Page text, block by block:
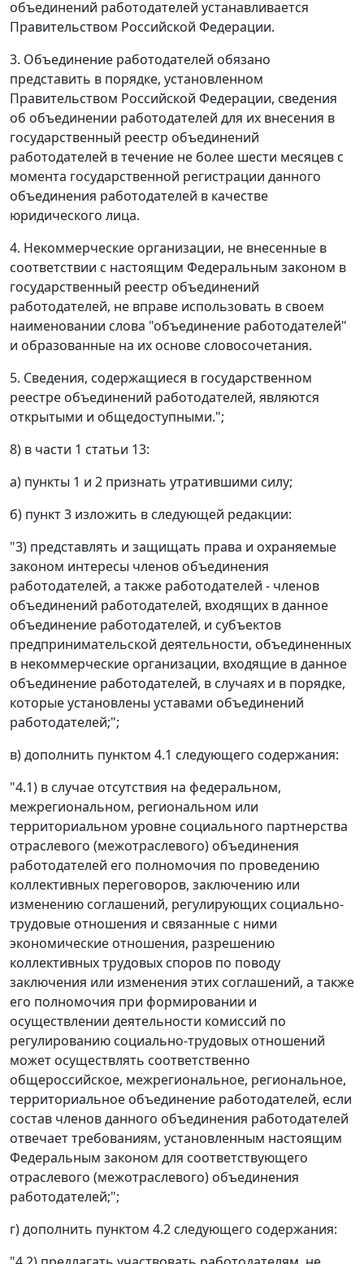
объединений работодателей устанавливается
Правительством Российской Федерации.
3. Объединение работодателей обязано
представить в порядке, установленном
Правительством Российской Федерации, сведения
об объединении работодателей для их внесения в
государственный реестр объединений
работодателей в течение не более шести месяцев с
момента государственной регистрации данного
объединения работодателей в качестве
юридического лица.
4. Некоммерческие организации, не внесенные в
соответствии с настоящим Федеральным законом в
государственный реестр объединений
работодателей, не вправе использовать в своем
наименовании слова "объединение работодателей"
и образованные на их основе словосочетания.
5. Сведения, содержащиеся в государственном
реестре объединений работодателей, являются
открытыми и общедоступными.";
8) в части 1 статьи 13:
а) пункты 1 и 2 признать утратившими силу;
б) пункт 3 изложить в следующей редакции:
"3) представлять и защищать права и охраняемые
законом интересы членов объединения
работодателей, а также работодателей - членов
объединений работодателей, входящих в данное
объединение работодателей, и субъектов
предпринимательской деятельности, объединенных
в некоммерческие организации, входящие в данное
объединение работодателей, в случаях и в порядке,
которые установлены уставами объединений
работодателей;";
в) дополнить пунктом 4.1 следующего содержания:
"4.1) в случае отсутствия на федеральном,
межрегиональном, региональном или
территориальном уровне социального партнерства
отраслевого (межотраслевого) объединения
работодателей его полномочия по проведению
коллективных переговоров, заключению или
изменению соглашений, регулирующих социально-
трудовые отношения и связанные с ними
экономические отношения, разрешению
коллективных трудовых споров по поводу
заключения или изменения этих соглашений, а также
его полномочия при формировании и
осуществлении деятельности комиссий по
регулированию социально-трудовых отношений
может осуществлять соответственно
общероссийское, межрегиональное, региональное,
территориальное объединение работодателей, если
состав членов данного объединения работодателей
отвечает требованиям, установленным настоящим
Федеральным законом для соответствующего
отраслевого (межотраслевого) объединения
работодателей;";
г) дополнить пунктом 4.2 следующего содержания: